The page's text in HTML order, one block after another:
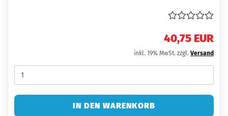
40,75 EUR
inkl. 19% MwSt. zzgl. Versand
IN DEN WARENKORB